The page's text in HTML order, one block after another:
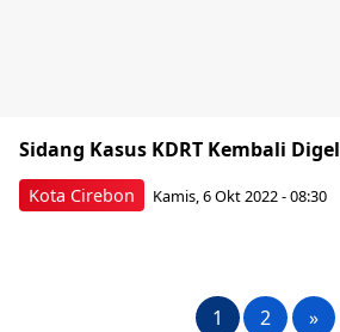
Kota Cirebon
Sidang Kasus KDRT Kembali
Kamis, 6 Okt 2022 - 08:30
1 2 »